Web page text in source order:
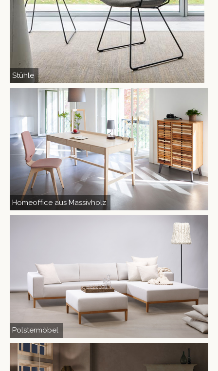
Stühle
Home­of­fice aus Massivholz
Polstermöbel